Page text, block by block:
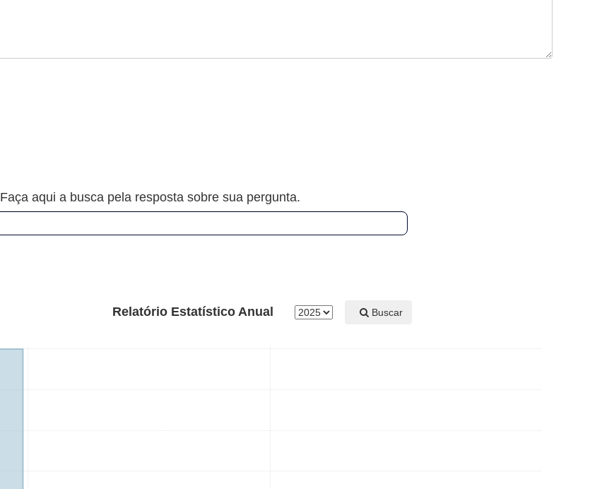
Faça aqui a busca pela resposta sobre sua pergunta.
Relatório Estatístico Anual Buscar